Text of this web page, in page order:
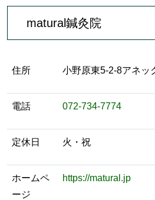
matural鍼灸院
住所 小野原東5-2-8アネッ
電話 072-734-7774
定休日 火・祝
ホームペ
ージ
https://matural.jp